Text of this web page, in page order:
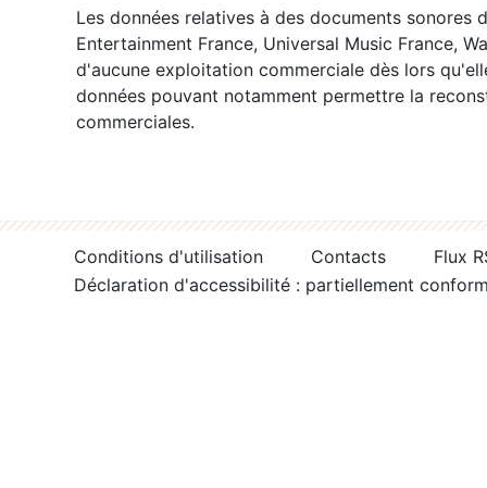
Les données relatives à des documents sonores
Entertainment France, Universal Music France,
d'aucune exploitation commerciale dès lors
données pouvant notamment permettre la
commerciales.
Conditions d'utilisation Contacts
Flux
Déclaration d'accessibilité : partiellement